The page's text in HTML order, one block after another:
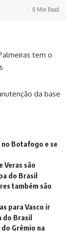
0 Min Read
da base
no Botafogo e se
Veras são
do Brasil
também são
para Vasco ir
do Brasil
Grêmio na